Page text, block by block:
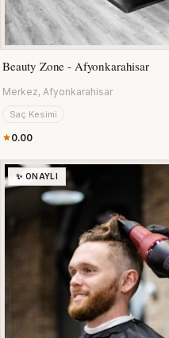
Beauty Zone - Afyonkarahisar
Merkez, Afyonkarahisar
Saç Kesimi
0.00
✨ ONAYLI